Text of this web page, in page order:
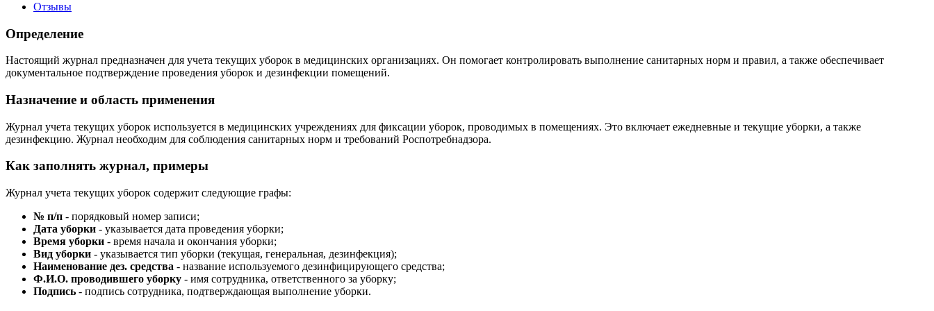
Отзывы
Определение
Настоящий журнал предназначен для учета текущих уборок в медицинских организациях. Он помогает контролировать выполнение санитарных норм и правил, а также обеспечивает
документальное подтверждение проведения уборок и дезинфекции помещений.
Назначение и область применения
Журнал учета текущих уборок используется в медицинских учреждениях для фиксации уборок, проводимых в помещениях. Это включает ежедневные и текущие уборки, а также
дезинфекцию. Журнал необходим для соблюдения санитарных норм и требований Роспотребнадзора.
Как заполнять журнал, примеры
Журнал учета текущих уборок содержит следующие графы:
№ п/п - порядковый номер записи;
Дата уборки - указывается дата проведения уборки;
Время уборки - время начала и окончания уборки;
Вид уборки - указывается тип уборки (текущая, генеральная, дезинфекция);
Наименование дез. средства - название используемого дезинфицирующего средства;
Ф.И.О. проводившего уборку - имя сотрудника, ответственного за уборку;
Подпись - подпись сотрудника, подтверждающая выполнение уборки.